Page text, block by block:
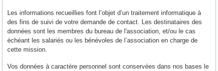
Les informations recueillies font l’objet d’un traitement informatique à
des fins de suivi de votre demande de contact. Les destinataires des
données sont les membres du bureau de l'association, et/ou le cas
échéant les salariés ou les bénévoles de l’association en charge de
cette mission.
Vos données à caractère personnel sont conservées dans nos bases le